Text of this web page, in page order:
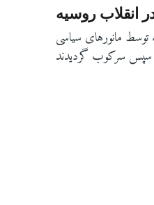
انقلاب روسیه
توسط مانورهای سیاسی
سرکوب گردیدند